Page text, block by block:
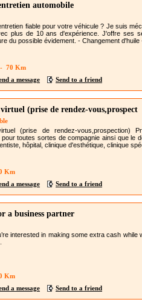
automobile
fiable pour votre véhicule ? Je suis
plus de 10 ans d'expérience. J'offre ses
du possible évidement. - Changement d'huile
70 Km
a message Send to a friend
(prise de rendez-vous,prospect
(prise de rendez-vous,prospection)
toutes sortes de compagnie ainsi que le
hôpital, clinique d'esthétique, clinique
Km
a message Send to a friend
a business partner
interested in making some extra cash while
Km
a message Send to a friend